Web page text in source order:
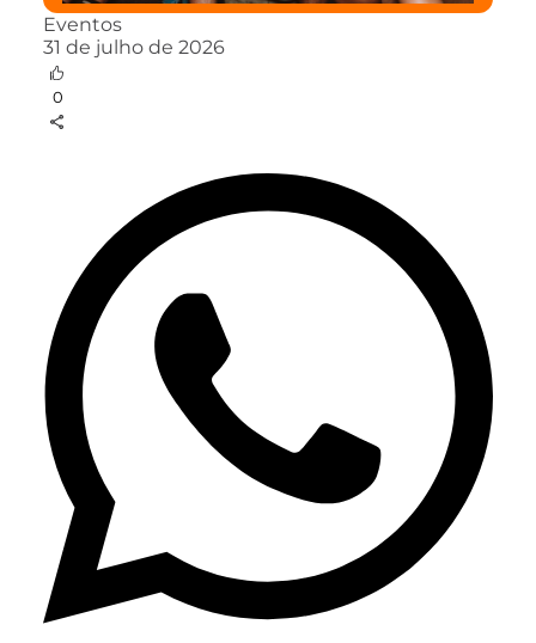
Eventos
31 de julho de 2026
0